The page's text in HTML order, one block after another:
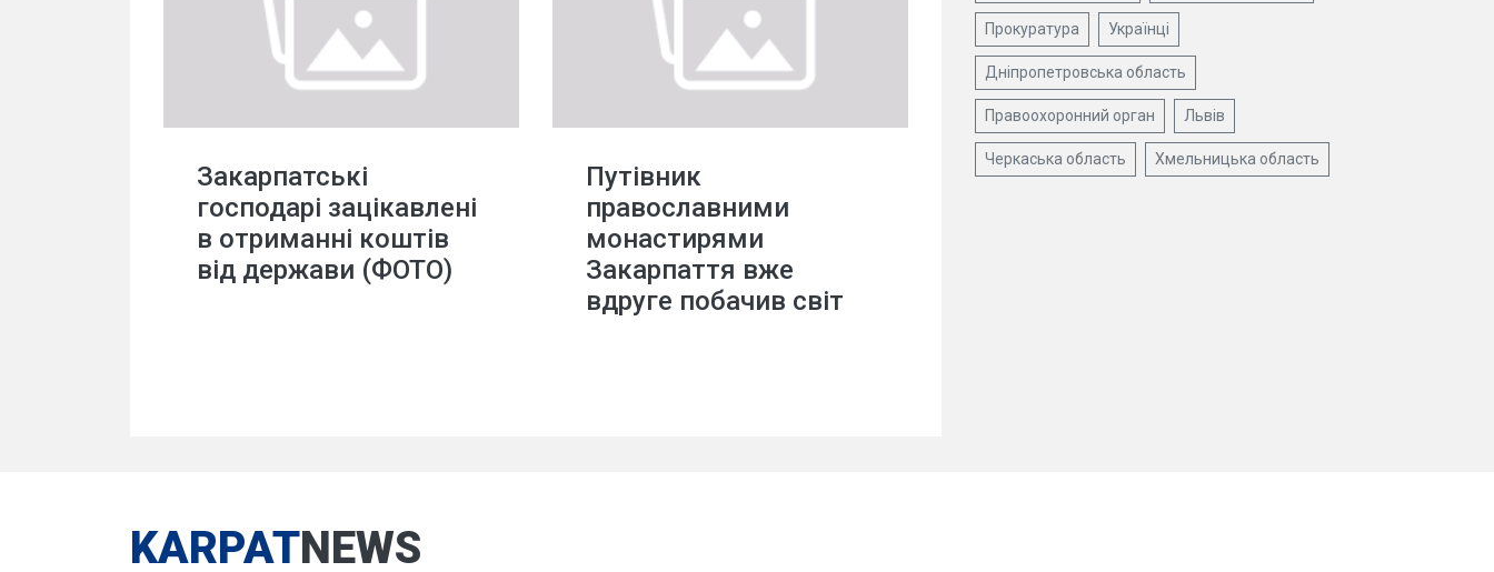
Закарпатські
господарі зацікавлені
в отриманні коштів
від держави (ФОТО)
Путівник
православними
монастирями
Закарпаття вже
вдруге побачив світ
Прокуратура Українці
Дніпропетровська область
Правоохоронний орган Львів
Черкаська область Хмельницька область
KARPATNEWS